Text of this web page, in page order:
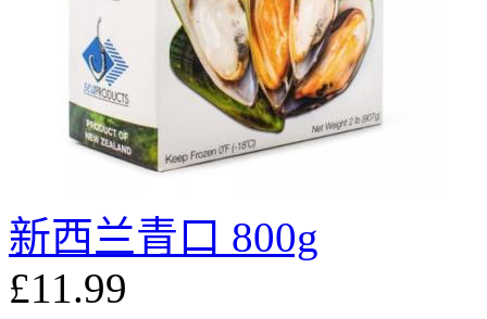
新西兰青口 800g
£11.99